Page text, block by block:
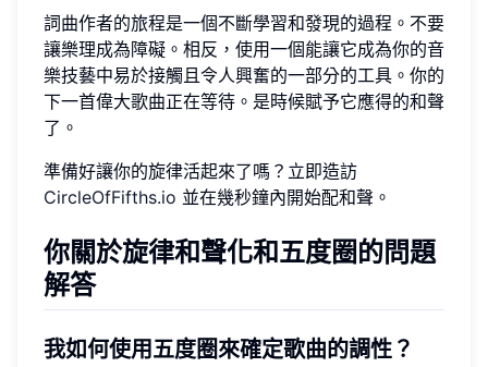
詞曲作者的旅程是一個不斷學習和發現的過程。不要
讓樂理成為障礙。相反，使用一個能讓它成為你的音
樂技藝中易於接觸且令人興奮的一部分的工具。你的
下一首偉大歌曲正在等待。是時候賦予它應得的和聲
了。
準備好讓你的旋律活起來了嗎？立即造訪
CircleOfFifths.io 並在幾秒鐘內開始配和聲。
你關於旋律和聲化和五度圈的問題
解答
我如何使用五度圈來確定歌曲的調性？